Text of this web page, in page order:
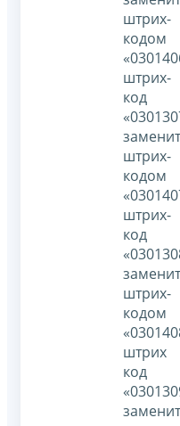
штрих-
кодом
штрих-
код
штрих-
кодом
штрих-
код
штрих-
кодом
штрих
код